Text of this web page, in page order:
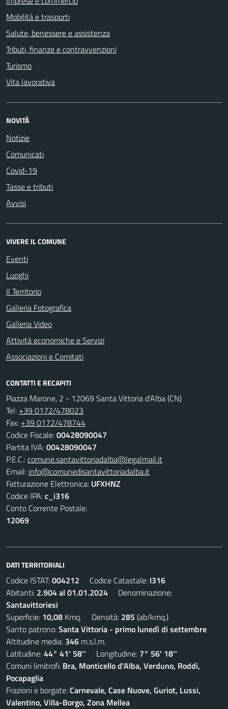
Mobilità e trasporti
Salute, benessere e assistenza
Tributi, finanze e contravvenzioni
Turismo
Vita lavorativa
NOVITÀ
Notizie
Comunicati
Covid-19
Tasse e tributi
Avvisi
VIVERE IL COMUNE
Eventi
Luoghi
Il Territorio
Galleria Fotografica
Galleria Video
Attività economiche e Servizi
Associazioni e Comitati
CONTATTI E RECAPITI
Piazza Marone, 2 - 12069 Santa Vittoria d’Alba (CN)
Tel: +39 0172/478023
Fax: +39 0172/478744
Codice Fiscale:00428090047
Partita IVA:00428090047
P.E.C.:comune.santavittoriadalba@legalmail.it
Email: info@comunedisantavittoriadalba.it
Fatturazione Elettronica: UFXHNZ
Codice IPA:c_i316
Conto Corrente Postale:
12069
DATI TERRITORIALI
Codice ISTAT:004212 Codice Catastale: I316
Abitanti: 2.904 al 01.01.2024 Denominazione:
Santavittoriesi
Superficie: 10,08 Kmq. Densità: 285 (ab/kmq.)
Santo patrono:Santa Vittoria - primo lunedì di settembre
Altitudine media: 346 m.s.l.m.
Latitudine:44° 41' 58'' Longitudine: 7° 56' 18''
Comuni limitrofi: Bra, Monticello d'Alba, Verduno, Roddi,
Pocapaglia
Frazioni e borgate:Carnevale, Case Nuove, Guriot, Lussi,
Valentino, Villa-Borgo, Zona Mellea